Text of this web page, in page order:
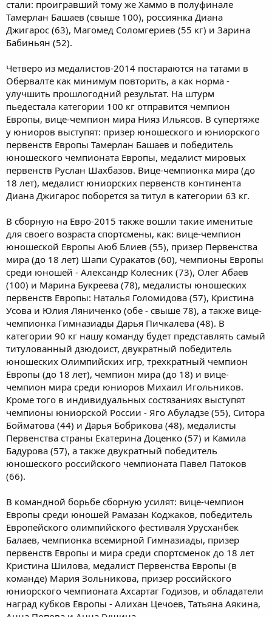
стали: проигравший тому же Хаммо в полуфинале
Тамерлан Башаев (свыше 100), россиянка Диана
Джигарос (63), Магомед Соломгериев (55 кг) и Зарина
Бабиньян (52).
Четверо из медалистов-2014 постараются на татами в
Обервалте как минимум повторить, а как норма -
улучшить прошлогодний результат. На штурм
пьедестала категории 100 кг отправится чемпион
Европы, вице-чемпион мира Нияз Ильясов. В супертяже
у юниоров выступят: призер юношеского и юниорского
первенств Европы Тамерлан Башаев и победитель
юношеского чемпионата Европы, медалист мировых
первенств Руслан Шахбазов. Вице-чемпионка мира (до
18 лет), медалист юниорских первенств континента
Диана Джигарос поборется за титул в категории 63 кг.
В сборную на Евро-2015 также вошли такие именитые
для своего возраста спортсмены, как: вице-чемпион
юношеской Европы Аюб Блиев (55), призер Первенства
мира (до 18 лет) Шапи Суракатов (60), чемпионы Европы
среди юношей - Александр Колесник (73), Олег Абаев
(100) и Марина Букреева (78), медалисты юношеских
первенств Европы: Наталья Голомидова (57), Кристина
Усова и Юлия Ляниченко (обе - свыше 78), а также вице-
чемпионка Гимназиады Дарья Пичкалева (48). В
категории 90 кг нашу команду будет представлять самый
титулованный дзюдоист, двукратный победитель
юношеских Олимпийских игр, трехкратный чемпион
Европы (до 18 лет), чемпион мира (до 18) и вице-
чемпион мира среди юниоров Михаил Игольников.
Кроме того в индивидуальных состязаниях выступят
чемпионы юниорской России - Яго Абуладзе (55), Ситора
Бойматова (44) и Дарья Бобрикова (48), медалисты
Первенства страны Екатерина Доценко (57) и Камила
Бадурова (57), а также двукратный победитель
юношеского российского чемпионата Павел Патоков
(66).
В командной борьбе сборную усилят: вице-чемпион
Европы среди юношей Рамазан Коджаков, победитель
Европейского олимпийского фестиваля Урусханбек
Балаев, чемпионка всемирной Гимназиады, призер
первенств Европы и мира среди спортсменок до 18 лет
Кристина Шилова, медалист Первенства Европы (в
команде) Мария Зольникова, призер российского
юниорского чемпионата Ахсартаг Годизов, и обладатели
наград кубков Европы - Алихан Цечоев, Татьяна Аякина,